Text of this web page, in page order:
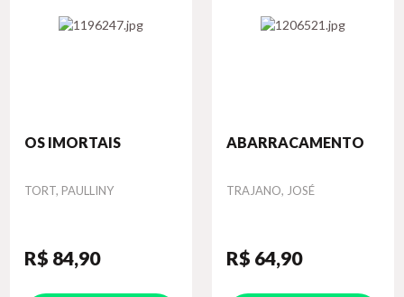
OS IMORTAIS
Autor
TORT, PAULLINY
R$ 84,90
ABARRACAMENTO
Autor
TRAJANO, JOSÉ
R$ 64,90